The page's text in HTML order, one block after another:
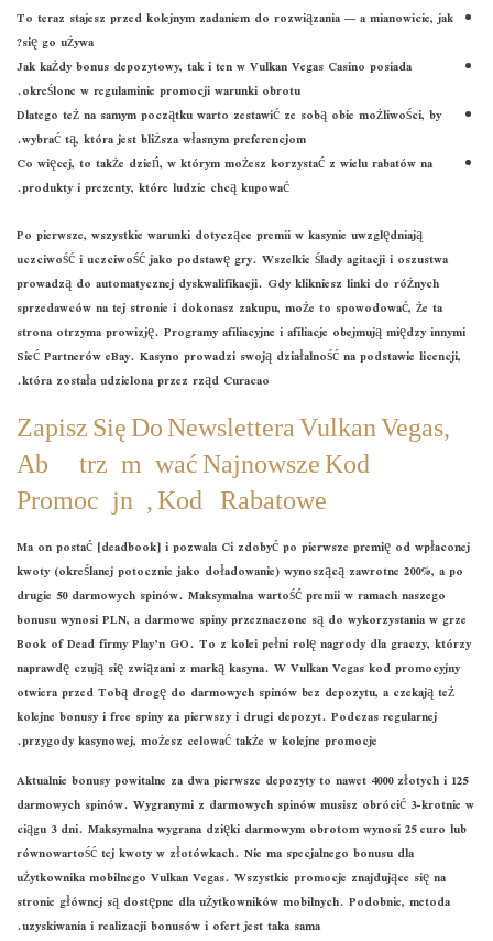
To teraz stajesz przed kolejnym zadaniem do rozwiązania — a mianowicie, jak
się go używa?
Jak każdy bonus depozytowy, tak i ten w Vulkan Vegas Casino posiada
określone w regulaminie promocji warunki obrotu.
Dlatego też na samym początku warto zestawić ze sobą obie możliwości, by
wybrać tą, która jest bliższa własnym preferencjom.
Co więcej, to także dzień, w którym możesz korzystać z wielu rabatów na
produkty i prezenty, które ludzie chcą kupować.
Po pierwsze, wszystkie warunki dotyczące premii w kasynie uwzględniają
uczciwość i uczciwość jako podstawę gry. Wszelkie ślady agitacji i oszustwa
prowadzą do automatycznej dyskwalifikacji. Gdy klikniesz linki do różnych
sprzedawców na tej stronie i dokonasz zakupu, może to spowodować, że ta
strona otrzyma prowizję. Programy afiliacyjne i afiliacje obejmują między innymi
Sieć Partnerów eBay. Kasyno prowadzi swoją działalność na podstawie licencji,
która została udzielona przez rząd Curacao.
Zapisz Się Do Newslettera Vulkan Vegas,
Aby Otrzymywać Najnowsze Kod
Promocyjny, Kody Rabatowe
Ma on postać [deadbook] i pozwala Ci zdobyć po pierwsze premię od wpłaconej
kwoty (określanej potocznie jako doładowanie) wynoszącą zawrotne 200%, a po
drugie 50 darmowych spinów. Maksymalna wartość premii w ramach naszego
bonusu wynosi PLN, a darmowe spiny przeznaczone są do wykorzystania w grze
Book of Dead firmy Play’n GO. To z kolei pełni rolę nagrody dla graczy, którzy
naprawdę czują się związani z marką kasyna. W Vulkan Vegas kod promocyjny
otwiera przed Tobą drogę do darmowych spinów bez depozytu, a czekają też
kolejne bonusy i free spiny za pierwszy i drugi depozyt. Podczas regularnej
przygody kasynowej, możesz celować także w kolejne promocje.
Aktualnie bonusy powitalne za dwa pierwsze depozyty to nawet 4000 złotych i 125
darmowych spinów. Wygranymi z darmowych spinów musisz obrócić 3-krotnie w
ciągu 3 dni. Maksymalna wygrana dzięki darmowym obrotom wynosi 25 euro lub
równowartość tej kwoty w złotówkach. Nie ma specjalnego bonusu dla
użytkownika mobilnego Vulkan Vegas. Wszystkie promocje znajdujące się na
stronie głównej są dostępne dla użytkowników mobilnych. Podobnie, metoda
uzyskiwania i realizacji bonusów i ofert jest taka sama.